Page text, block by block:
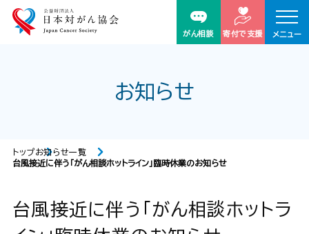
がん相談 寄付で支援 メニュー
お知らせ
トップお知らせ一覧
台風接近に伴う「がん相談ホットライン」臨時休業のお知らせ
台風接近に伴う「がん相談ホットラ